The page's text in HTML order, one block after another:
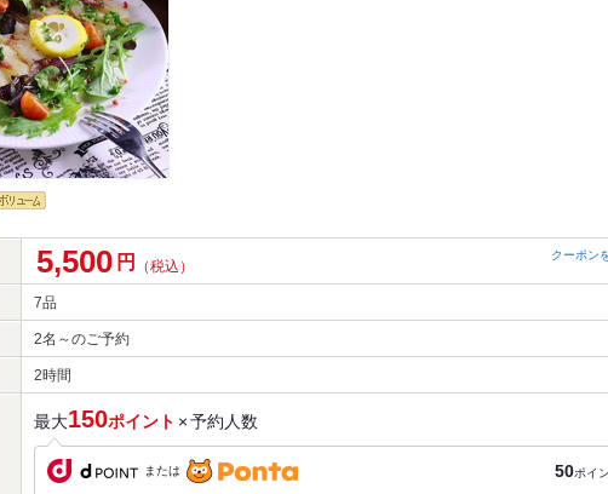
5,500 円 （税込）
クーポン
7品
2名～のご予約
2時間
最大150ポイント ×予約人数
または 50ポイ